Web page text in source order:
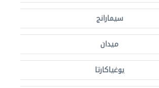
سيمارانج
ميدان
يوغياكارتا